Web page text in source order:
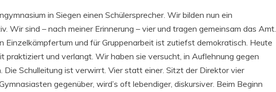
in Siegen einen Schülersprecher. Wir bilden nun ein
Wir sind – nach meiner Erinnerung – vier und tragen gemeinsam das Amt.
Einzelkämpfertum und für Gruppenarbeit ist zutiefst demokratisch. Heute
praktiziert und verlangt. Wir haben sie versucht, in Auflehnung gegen
Die Schulleitung ist verwirrt. Vier statt einer. Sitzt der Direktor vier
gegenüber, wird’s oft lebendiger, diskursiver. Beim Beginn